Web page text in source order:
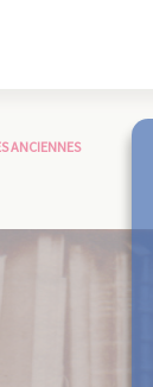
ANCIENNES